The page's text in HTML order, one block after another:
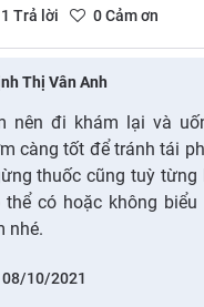
1 Trả lời 0Cảm ơn
Thị Vân Anh
nên đi khám lại và
càng tốt để tránh tái
thuốc cũng tuỳ từng
thể có hoặc không biểu
nhé.
08/10/2021